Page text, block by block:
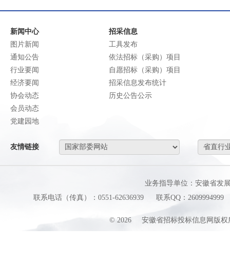
新闻中心
图片新闻
通知公告
行业要闻
经济要闻
协会动态
会员动态
党建园地
招采信息
工具发布
依法招标（采购）项目
自愿招标（采购）项目
招采信息发布统计
历史公告公示
友情链接
业务指导单位：安徽省发
联系电话（传真）：0551-62636939
联系QQ：2609994999
© 2026 安徽省招标投标信息网版